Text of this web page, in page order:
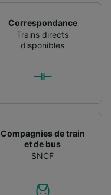
Correspondance
Trains directs
disponibles
Compagnies de train
et de bus
SNCF